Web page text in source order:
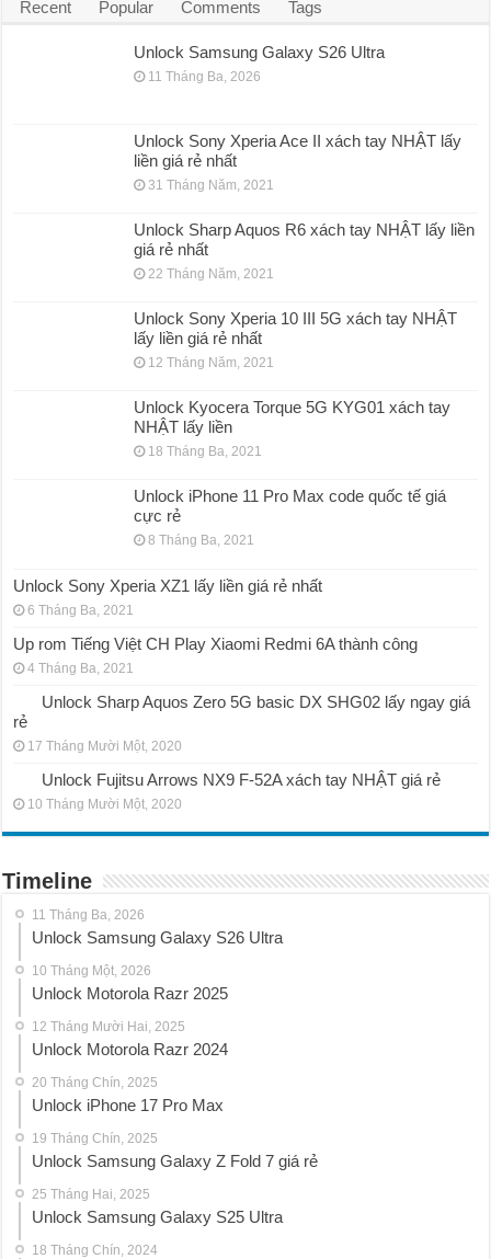
Recent Popular Comments Tags
Unlock Samsung Galaxy S26 Ultra
11 Tháng Ba, 2026
Unlock Sony Xperia Ace II xách tay NHẬT lấy
liền giá rẻ nhất
31 Tháng Năm, 2021
Unlock Sharp Aquos R6 xách tay NHẬT lấy liền
giá rẻ nhất
22 Tháng Năm, 2021
Unlock Sony Xperia 10 III 5G xách tay NHẬT
lấy liền giá rẻ nhất
12 Tháng Năm, 2021
Unlock Kyocera Torque 5G KYG01 xách tay
NHẬT lấy liền
18 Tháng Ba, 2021
Unlock iPhone 11 Pro Max code quốc tế giá
cực rẻ
8 Tháng Ba, 2021
Unlock Sony Xperia XZ1 lấy liền giá rẻ nhất
6 Tháng Ba, 2021
Up rom Tiếng Việt CH Play Xiaomi Redmi 6A thành công
4 Tháng Ba, 2021
Unlock Sharp Aquos Zero 5G basic DX SHG02 lấy ngay giá
rẻ
17 Tháng Mười Một, 2020
Unlock Fujitsu Arrows NX9 F-52A xách tay NHẬT giá rẻ
10 Tháng Mười Một, 2020
Timeline
11 Tháng Ba, 2026
Unlock Samsung Galaxy S26 Ultra
10 Tháng Một, 2026
Unlock Motorola Razr 2025
12 Tháng Mười Hai, 2025
Unlock Motorola Razr 2024
20 Tháng Chín, 2025
Unlock iPhone 17 Pro Max
19 Tháng Chín, 2025
Unlock Samsung Galaxy Z Fold 7 giá rẻ
25 Tháng Hai, 2025
Unlock Samsung Galaxy S25 Ultra
18 Tháng Chín, 2024